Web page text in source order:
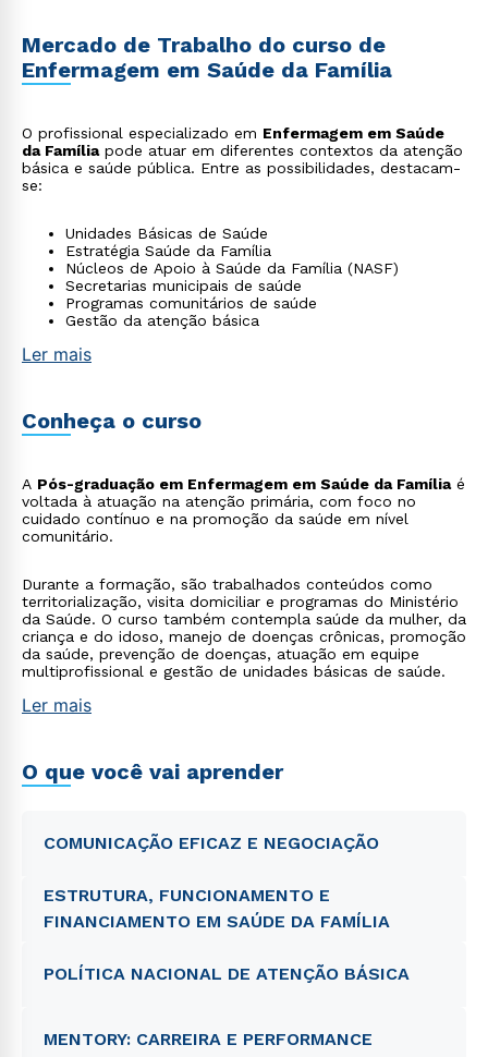
Mercado de Trabalho do curso de
Enfermagem em Saúde da Família
O profissional especializado em Enfermagem em Saúde
da Famíliapode atuar em diferentes contextos da atenção
básica e saúde pública. Entre as possibilidades, destacam-
se:
Unidades Básicas de Saúde
Estratégia Saúde da Família
Núcleos de Apoio à Saúde da Família (NASF)
Secretarias municipais de saúde
Programas comunitários de saúde
Gestão da atenção básica
Ler mais
Conheça o curso
A Pós-graduação em Enfermagem em Saúde da Famíliaé
voltada à atuação na atenção primária, com foco no
cuidado contínuo e na promoção da saúde em nível
comunitário.
Durante a formação, são trabalhados conteúdos como
territorialização, visita domiciliar e programas do Ministério
da Saúde. O curso também contempla saúde da mulher, da
criança e do idoso, manejo de doenças crônicas, promoção
da saúde, prevenção de doenças, atuação em equipe
multiprofissional e gestão de unidades básicas de saúde.
Ler mais
O que você vai aprender
COMUNICAÇÃO EFICAZ E NEGOCIAÇÃO
ESTRUTURA, FUNCIONAMENTO E
FINANCIAMENTO EM SAÚDE DA FAMÍLIA
POLÍTICA NACIONAL DE ATENÇÃO BÁSICA
MENTORY: CARREIRA E PERFORMANCE